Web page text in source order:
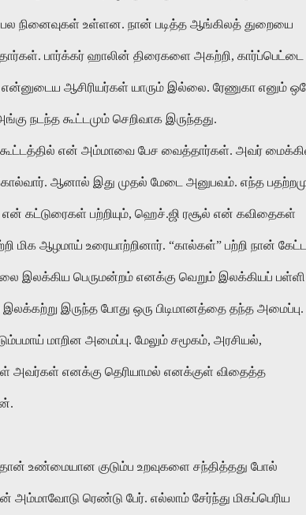
நினைவுகள் உள்ளன. நான் படித்த ஆங்கிலத் துறையை
பார்க்கர் ஹாலின் திரைகளை அகற்றி, கார்ப்பெட்டை
ஆசிரியர்கள் யாரும் இல்லை. ரேணுகா எனும்
நடந்த கூட்டமும் செறிவாக இருந்தது.
என் அம்மாவை பேச வைத்தார்கள். அவர்
கொல்வார். ஆனால் இது முதல் மேடை அனுபவம். எந்த
என் கட்டுரைகள் பற்றியும், ஹெச்.ஜி ரசூல் என் கவிதைகள்
மிக ஆழமாய் உரையாற்றினார். “கால்கள்” பற்றி நான்
இலக்கிய பெருமன்றம் எனக்கு வெறும் இலக்கியப் பள்ளி
இருந்த போது ஒரு பிடிமானத்தை தந்த அமைப்பு.
மாறின அமைப்பு. மேலும் சமூகம், அரசியல்,
அவர்கள் எனக்கு தெரியாமல் எனக்குள் விதைத்த
உண்மையான குடும்ப உறவுகளை சந்தித்தது போல்
அம்மாவோடு ரெண்டு பேர். எல்லாம் சேர்ந்து மிகப்பெரிய